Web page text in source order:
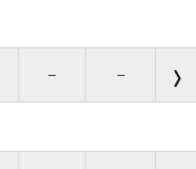
– –